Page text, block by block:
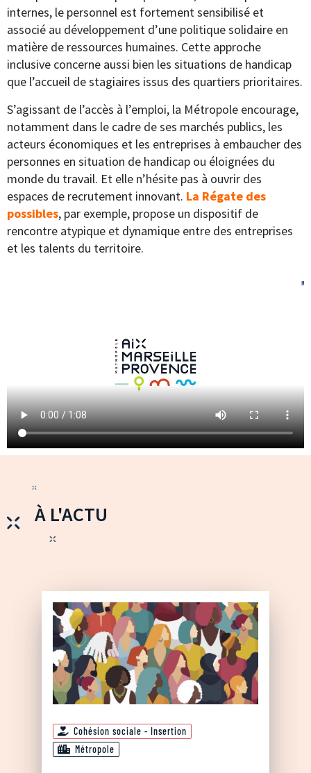
internes, le personnel est fortement sensibilisé et
associé au développement d’une politique solidaire en
matière de ressources humaines. Cette approche
inclusive concerne aussi bien les situations de handicap
que l’accueil de stagiaires issus des quartiers prioritaires.
S’agissant de l’accès à l’emploi, la Métropole encourage,
notamment dans le cadre de ses marchés publics, les
acteurs économiques et les entreprises à embaucher des
personnes en situation de handicap ou éloignées du
monde du travail. Et elle n’hésite pas à ouvrir des
espaces de recrutement innovant. La Régate des
possibles, par exemple, propose un dispositif de
rencontre atypique et dynamique entre des entreprises
et les talents du territoire.
À L'ACTU
Cohésion sociale - Insertion
Métropole